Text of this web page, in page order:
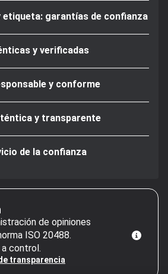
garantías de confianza
y verificadas
y conforme
y transparente
de la confianza
de opiniones
ISO 20488.
control.
transparencia